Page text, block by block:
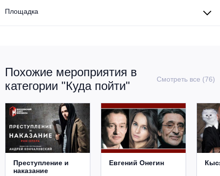
Площадка
Похожие мероприятия в
категории "Куда пойти"
Смотреть все (76)
Преступление и
наказание
Евгений Онегин